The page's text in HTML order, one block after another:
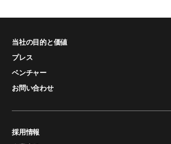
当社の目的と価値
プレス
ベンチャー
お問い合わせ
採用情報